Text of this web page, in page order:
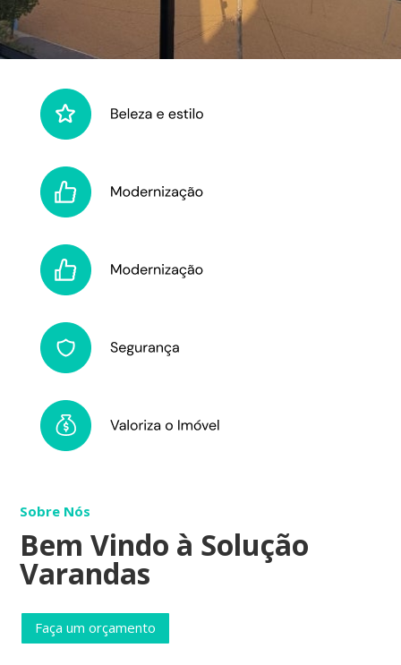
Sobre Nós
Bem Vindo à Solução
Varandas
Faça um orçamento